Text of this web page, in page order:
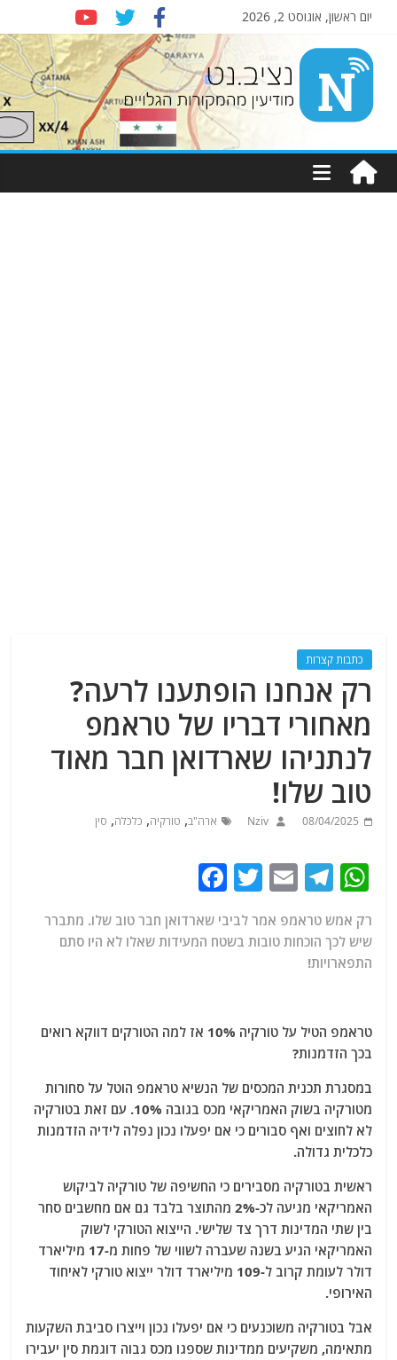
יום ראשון, אוגוסט 2, 2026
Nziv.net
מודיעין
מהמקורות
כתבות קצרות
רק אנחנו הופתענו לרעה?
מאחורי דבריו של טראמפ
לנתניהו שארדואן חבר מאוד
טוב שלו!
08/04/2025
Nziv ארה"ב, טורקיה, כלכלה, סין
W
at
s
p
p
T
e
m
E
m
ai
T
itt
c
o
o
k
רק אמש טראמפ אמר לביבי שארדואן חבר טוב שלו. מתברר
שיש לכך הוכחות טובות בשטח המעידות שאלו לא היו סתם
התפארויות!
טראמפ הטיל על טורקיה 10% אז למה הטורקים דווקא רואים
בכך הזדמנות?
במסגרת תכנית המכסים של הנשיא טראמפ הוטל על סחורות
מטורקיה בשוק האמריקאי מכס בגובה 10%. עם זאת בטורקיה
לא לחוצים ואף סבורים כי אם יפעלו נכון נפלה לידיה הזדמנות
כלכלית גדולה.
ראשית בטורקיה מסבירים כי החשיפה של טורקיה לביקוש
האמריקאי מגיעה לכ-2% מהתוצר בלבד גם אם מחשבים סחר
בין שתי המדינות דרך צד שלישי. הייצוא הטורקי לשוק
האמריקאי הגיע בשנה שעברה לשווי של פחות מ-17 מיליארד
דולר לעומת קרוב ל-109 מיליארד דולר ייצוא טורקי לאיחוד
האירופי.
אבל בטורקיה משוכנעים כי אם יפעלו נכון וייצרו סביבת השקעות
מתאימה, משקיעים ממדינות שספגו מכס גבוה דוגמת סין יעבירו